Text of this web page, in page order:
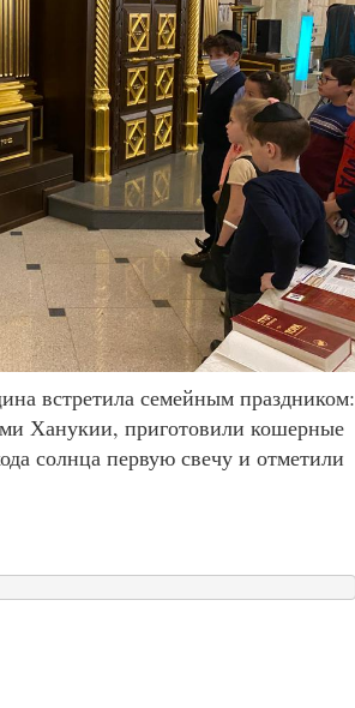
встретила семейным праздником:
Ханукии, приготовили кошерные
солнца первую свечу и отметили